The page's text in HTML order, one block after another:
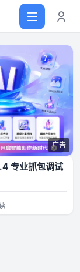
广告
专业抓包调试